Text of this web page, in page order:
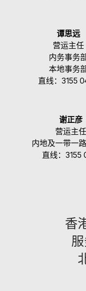
谭思远
营运主任
内务事务
本地事务
直线：3155
谢正彦
营运主任
内地及一带一
直线：3155
香